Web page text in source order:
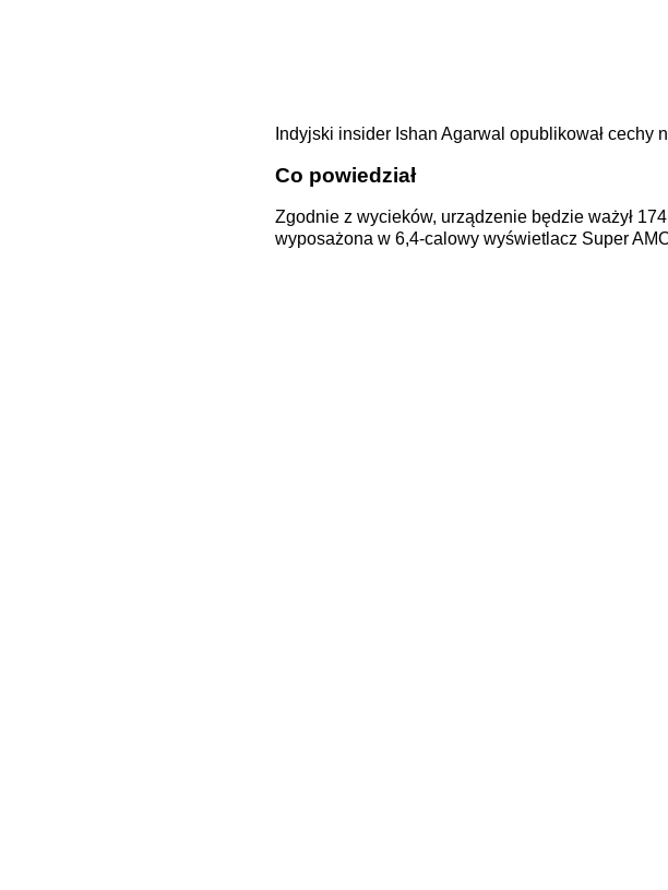
Indyjski insider Ishan Agarwal opublikował
Co powiedział
Zgodnie z wycieków, urządzenie będzie ważył
wyposażona w 6,4-calowy wyświetlacz Super